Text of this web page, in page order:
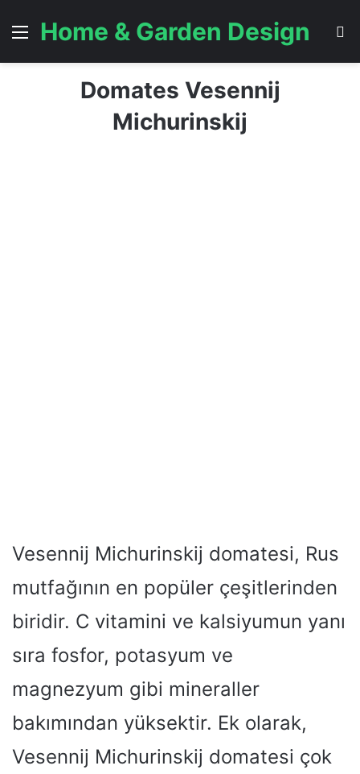
Menü
Home & Garden Design
Domates Vesennij
Michurinskij
Vesennij Michurinskij domatesi, Rus
mutfağının en popüler çeşitlerinden
biridir. C vitamini ve kalsiyumun yanı
sıra fosfor, potasyum ve
magnezyum gibi mineraller
bakımından yüksektir. Ek olarak,
Vesennij Michurinskij domatesi çok